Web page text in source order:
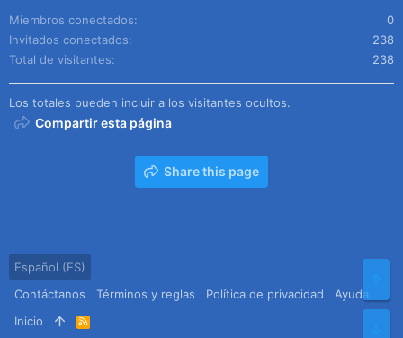
Miembros conectados
0
Invitados conectados
238
Total de visitantes
238
Los totales pueden incluir a los visitantes ocultos.
Compartir esta página
Share this page
Español (ES)
Contáctanos
Términos y reglas Política de privacidad
Ayuda
Inicio
R
S